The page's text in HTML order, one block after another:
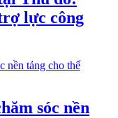
lực công
sóc nền